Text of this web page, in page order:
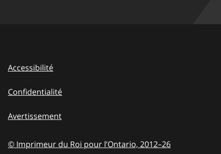
Accessibilité
Confidentialité
Avertissement
© Imprimeur du Roi pour l’Ontario, 2012–26